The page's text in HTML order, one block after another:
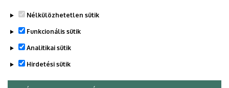
Legutóbbi frissítés: 2023. 02. 16. 12:24
Nélkülözhetetlen sütik
Funkcionális sütik
Analitikai sütik
Hirdetési sütik